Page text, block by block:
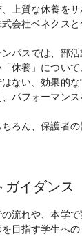
上質な休養を
会社ベネクス
パスでは、部
休養」について
ない、効果的な
パフォーマン
ろん、保護者
ガイダンス
の流れや、本学
目指す学生へ